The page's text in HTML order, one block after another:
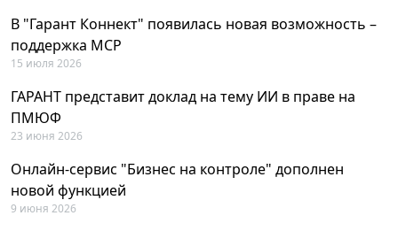
В "Гарант Коннект" появилась новая возможность –
поддержка MCP
15 июля 2026
ГАРАНТ представит доклад на тему ИИ в праве на
ПМЮФ
23 июня 2026
Онлайн-сервис "Бизнес на контроле" дополнен
новой функцией
9 июня 2026